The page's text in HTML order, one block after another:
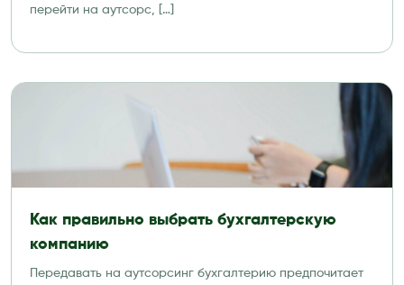
перейти на аутсорс, […]
Как правильно выбрать бухгалтерскую
компанию
Передавать на аутсорсинг бухгалтерию предпочитает